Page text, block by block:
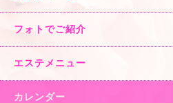
フォトでご紹介
エステメニュー
カレンダー